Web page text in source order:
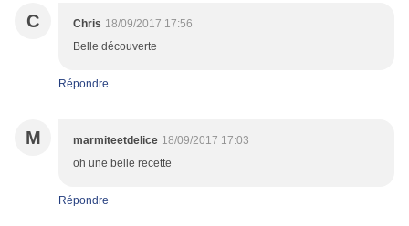
C Chris 18/09/2017 17:56
Belle découverte
Répondre
M marmiteetdelice 18/09/2017 17:03
oh une belle recette
Répondre